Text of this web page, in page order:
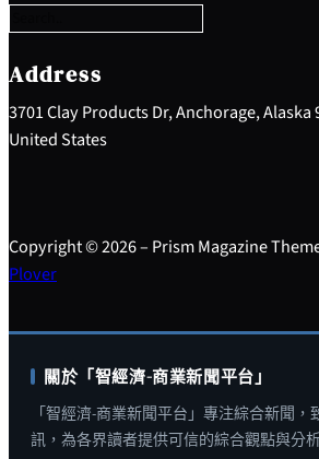
c
h
Address
3701 Clay Products Dr, Anchorage, Alaska
United States
Copyright © 2026 – Prism Magazine
Plover
關於「智經濟-商業新聞平台」
「智經濟-商業新聞平台」專注綜合新聞
訊，為各界讀者提供可信的綜合觀點與分